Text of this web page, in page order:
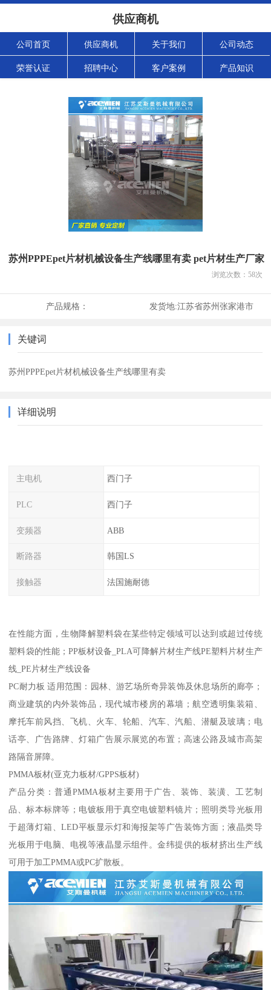
供应商机
公司首页 供应商机 关于我们 公司动态
荣誉认证 招聘中心 客户案例 产品知识
苏州PPPEpet片材机械设备生产线哪里有卖 pet片材生产厂家
浏览次数： 58次
产品规格： 发货地:江苏省苏州张家港市
关键词
苏州PPPEpet片材机械设备生产线哪里有卖
详细说明
主电机 西门子
PLC 西门子
变频器 ABB
断路器 韩国LS
接触器 法国施耐德
在性能方面，生物降解塑料袋在某些特定领域可以达到或超过传统
塑料袋的性能；PP板材设备_PLA可降解片材生产线PE塑料片材生产
线_PE片材生产线设备
PC耐力板 适用范围：园林、游艺场所奇异装饰及休息场所的廊亭；
商业建筑的内外装饰品，现代城市楼房的幕墙；航空透明集装箱、
摩托车前风挡、飞机、火车、轮船、汽车、汽船、潜艇及玻璃；电
话亭、广告路牌、灯箱广告展示展览的布置；高速公路及城市高架
路隔音屏障。
PMMA板材(亚克力板材/GPPS板材)
产品分类：普通PMMA板材主要用于广告、装饰、装潢、工艺制
品、标本标牌等；电镀板用于真空电镀塑料镜片；照明类导光板用
于超薄灯箱、LED平板显示灯和海报架等广告装饰方面；液晶类导
光板用于电脑、电视等液晶显示组件。金纬提供的板材挤出生产线
可用于加工PMMA或PC扩散板。